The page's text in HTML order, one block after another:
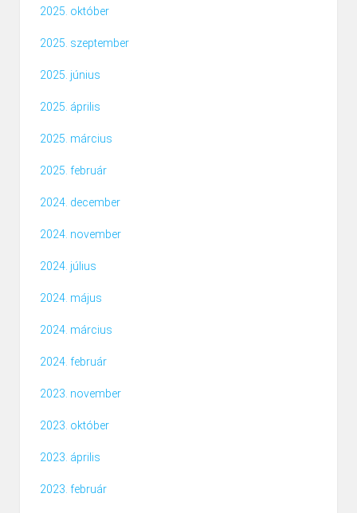
2025. október
2025. szeptember
2025. június
2025. április
2025. március
2025. február
2024. december
2024. november
2024. július
2024. május
2024. március
2024. február
2023. november
2023. október
2023. április
2023. február